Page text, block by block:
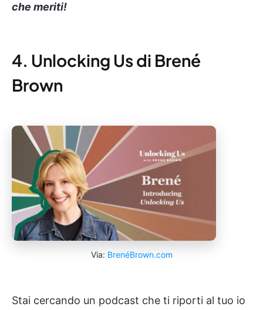
che meriti!
4. Unlocking Us di Brené
Brown
Via: BrenéBrown.com
Stai cercando un podcast che ti riporti al tuo io